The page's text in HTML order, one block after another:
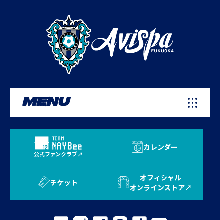
MENU
公式ファンクラブ
カレンダー
チケット
オフィシャル
オンラインストア